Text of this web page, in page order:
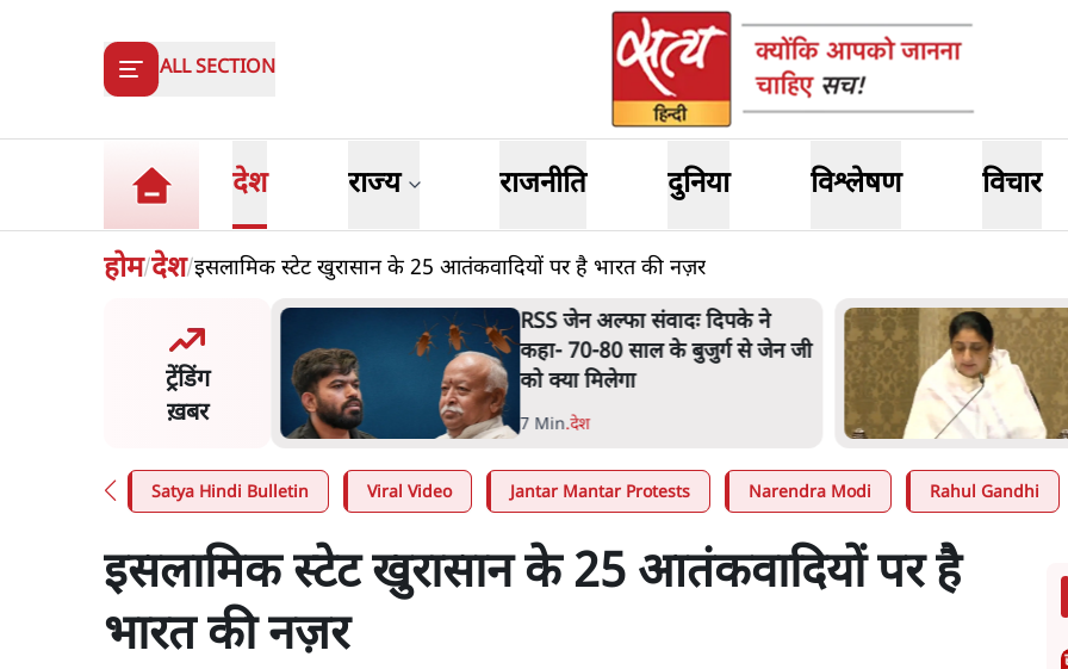
ALL SECTION
देश राज्य राजनीति दुनिया विश्लेषण विचार
होम/देश/इसलामिक स्टेट खुरासान के 25 आतंकवादियों पर है भारत की नज़र
ट्रेंडिंग
ख़बर
आप के पीएम आवास
RSS जेन अल्फा संवादः दिपके ने
कहा- 70-80 साल के बुजुर्ग से जेन जी
को क्या मिलेगा
7 Min.देश
Satya Hindi Bulletin Viral Video Jantar Mantar Protests Narendra Modi Rahul Gandhi
इसलामिक स्टेट खुरासान के 25 आतंकवादियों पर है
भारत की नज़र